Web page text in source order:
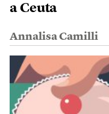
a Ceuta
Annalisa Camilli